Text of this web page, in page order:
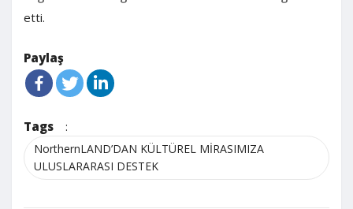
etti.
Paylaş
Tags :
NorthernLAND’DAN KÜLTÜREL MİRASIMIZA
ULUSLARARASI DESTEK